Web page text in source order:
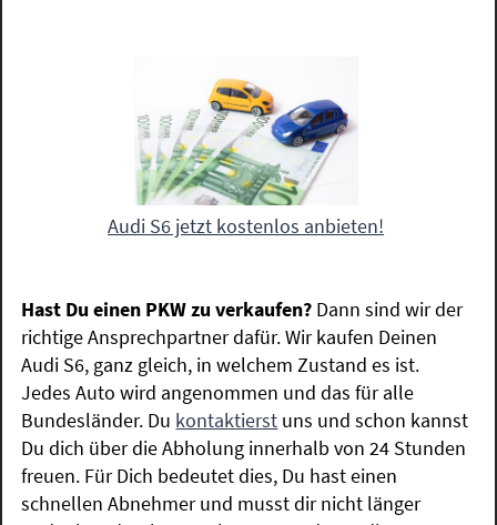
Audi S6 jetzt kostenlos anbieten!
Hast Du einen PKW zu verkaufen? Dann sind wir der
richtige Ansprechpartner dafür. Wir kaufen Deinen
Audi S6, ganz gleich, in welchem Zustand es ist.
Jedes Auto wird angenommen und das für alle
Bundesländer. Du kontaktierst uns und schon kannst
Du dich über die Abholung innerhalb von 24 Stunden
freuen. Für Dich bedeutet dies, Du hast einen
schnellen Abnehmer und musst dir nicht länger